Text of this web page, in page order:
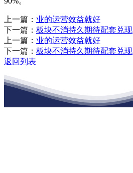
上一篇： 业的运营效益就好
下一篇： 板块不消持久期待配套兑现
上一篇： 业的运营效益就好
下一篇： 板块不消持久期待配套兑现
返回列表